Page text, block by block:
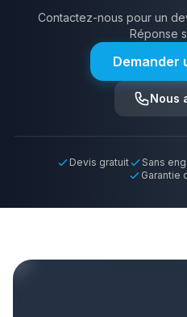
Contactez-nous pour un
Réponse
Demander
Nous
Devis gratuit Sans
Garantie